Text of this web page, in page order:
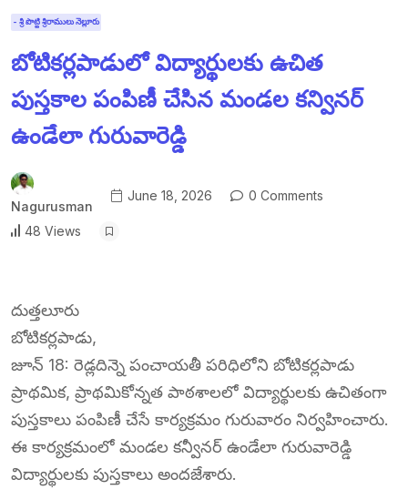
- శ్రీ పొట్టి శ్రీరాములు నెల్లూరు
బోటికర్లపాడులో విద్యార్థులకు ఉచిత
పుస్తకాల పంపిణీ చేసిన మండల కన్వినర్
ఉండేలా గురువారెడ్డి
Nagurusman
June 18, 2026 0 Comments
48 Views
దుత్తలూరు
బోటికర్లపాడు,
జూన్ 18: రెడ్లదిన్నె పంచాయతీ పరిధిలోని బోటికర్లపాడు
ప్రాథమిక, ప్రాథమికోన్నత పాఠశాలలో విద్యార్థులకు ఉచితంగా
పుస్తకాలు పంపిణీ చేసే కార్యక్రమం గురువారం నిర్వహించారు.
ఈ కార్యక్రమంలో మండల కన్వీనర్ ఉండేలా గురువారెడ్డి
విద్యార్థులకు పుస్తకాలు అందజేశారు.